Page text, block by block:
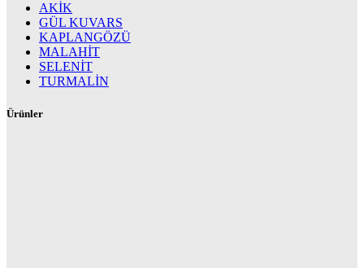
AKİK
GÜL KUVARS
KAPLANGÖZÜ
MALAHİT
SELENİT
TURMALİN
Ürünler